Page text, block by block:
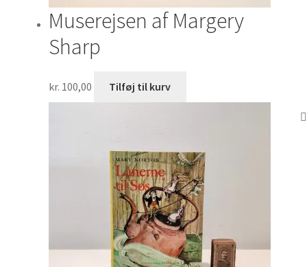
Muserejsen af Margery
Sharp
kr. 100,00 Tilføj til kurv